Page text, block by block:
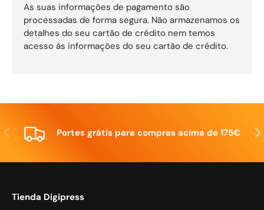
As suas informações de pagamento são
processadas de forma segura. Não armazenamos os
detalhes do seu cartão de crédito nem temos
acesso às informações do seu cartão de crédito.
Anterior Portes grátis para compras acima de 175€
Tienda Digipress